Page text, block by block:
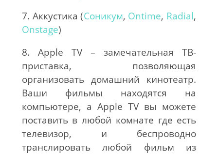
7. Аккустика (Соникум, Ontime, Radial,
Onstage)
8. Apple TV – замечательная ТВ-
приставка, позволяющая
организовать домашний кинотеатр.
Ваши фильмы находятся на
компьютере, а Apple TV вы можете
поставить в любой комнате где есть
телевизор, и беспроводно
транслировать любой фильм из